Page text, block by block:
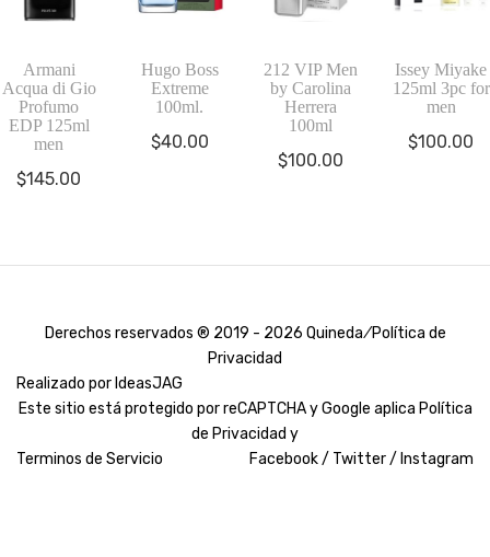
Armani
Acqua di Gio
Profumo
EDP 125ml
men
$145.00
Hugo Boss
Extreme
100ml.
$40.00
212 VIP Men
by Carolina
Herrera
100ml
$100.00
Issey Miyake
125ml 3pc for
men
$100.00
Derechos reservados ® 2019 - 2026 Quineda ⁄Política de
Privacidad
Realizado por IdeasJAG
Este sitio está protegido por reCAPTCHA y Google aplica Política
de Privacidad y
Terminos de Servicio
Facebook / Twitter / Instagram